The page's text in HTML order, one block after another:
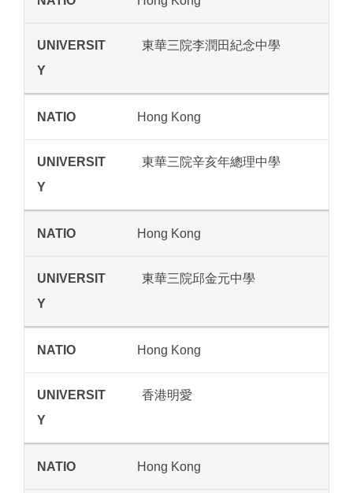
東華三院李潤田紀念中學
Hong Kong
東華三院辛亥年總理中學
Hong Kong
東華三院邱金元中學
Hong Kong
香港明愛
Hong Kong